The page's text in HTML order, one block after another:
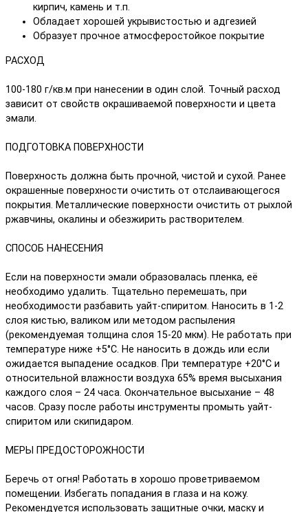
кирпич, камень и т.п.
Обладает хорошей укрывистостью и адгезией
Образует прочное атмосферостойкое покрытие
РАСХОД
100-180 г/кв.м при нанесении в один слой. Точный расход
зависит от свойств окрашиваемой поверхности и цвета
эмали.
ПОДГОТОВКА ПОВЕРХНОСТИ
Поверхность должна быть прочной, чистой и сухой. Ранее
окрашенные поверхности очистить от отслаивающегося
покрытия. Металлические поверхности очис­тить от рыхлой
ржавчины, окалины и обезжирить растворителем.
СПОСОБ НАНЕСЕНИЯ
Если на поверхности эмали образовалась пленка, её
необходимо удалить. Тщательно перемешать, при
необходимости разбавить уайт-спиритом. Наносить в 1-2
слоя кистью, валиком или методом распыления
(рекомендуемая толщина слоя 15-20 мкм). Не работать при
температуре ниже +5°С. Не наносить в дождь или если
ожидается выпадение осадков. При температуре +20°С и
относительной влажности воздуха 65% время высыхания
каждого слоя – 24 часа. Окончательное высыхание – 48
часов. Сразу после работы инструменты промыть уайт-
спиритом или скипидаром.
МЕРЫ ПРЕДОСТОРОЖНОСТИ
Беречь от огня! Работать в хорошо проветриваемом
помещении. Избегать попадания в глаза и на кожу.
Рекомендуется использовать защитные очки, маску и